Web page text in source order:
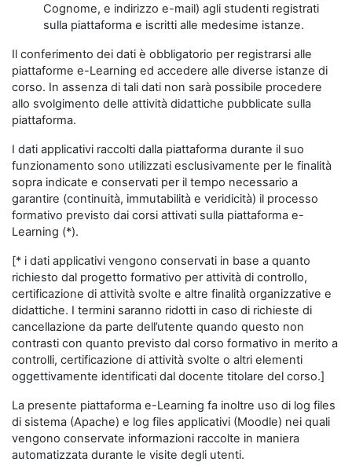
Cognome, e indirizzo e-mail) agli studenti registrati
sulla piattaforma e iscritti alle medesime istanze.
Il conferimento dei dati è obbligatorio per registrarsi alle
piattaforme e-Learning ed accedere alle diverse istanze di
corso. In assenza di tali dati non sarà possibile procedere
allo svolgimento delle attività didattiche pubblicate sulla
piattaforma.
I dati applicativi raccolti dalla piattaforma durante il suo
funzionamento sono utilizzati esclusivamente per le finalità
sopra indicate e conservati per il tempo necessario a
garantire (continuità, immutabilità e veridicità) il processo
formativo previsto dai corsi attivati sulla piattaforma e-
Learning (*).
[* i dati applicativi vengono conservati in base a quanto
richiesto dal progetto formativo per attività di controllo,
certificazione di attività svolte e altre finalità organizzative e
didattiche. I termini saranno ridotti in caso di richieste di
cancellazione da parte dell’utente quando questo non
contrasti con quanto previsto dal corso formativo in merito a
controlli, certificazione di attività svolte o altri elementi
oggettivamente identificati dal docente titolare del corso.]
La presente piattaforma e-Learning fa inoltre uso di log files
di sistema (Apache) e log files applicativi (Moodle) nei quali
vengono conservate informazioni raccolte in maniera
automatizzata durante le visite degli utenti.